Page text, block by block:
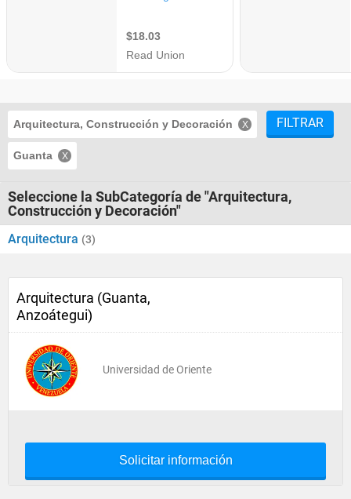
Arquitectura, Construcción y Decoración
Guanta
FILTRAR
Seleccione la SubCategoría de "Arquitectura,
Construcción y Decoración"
Arquitectura (3)
Arquitectura (Guanta,
Anzoátegui)
Universidad de Oriente
Solicitar información